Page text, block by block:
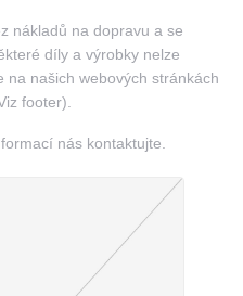
nákladů na dopravu a se
díly a výrobky nelze
na našich webových stránkách
footer).
nás kontaktujte.